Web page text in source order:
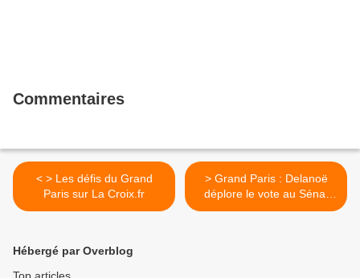
Commentaires
< > Les défis du Grand
Paris sur La Croix.fr
> Grand Paris : Delanoë
déplore le vote au Sénat
d'un texte "passéiste" et
Hébergé par Overblog